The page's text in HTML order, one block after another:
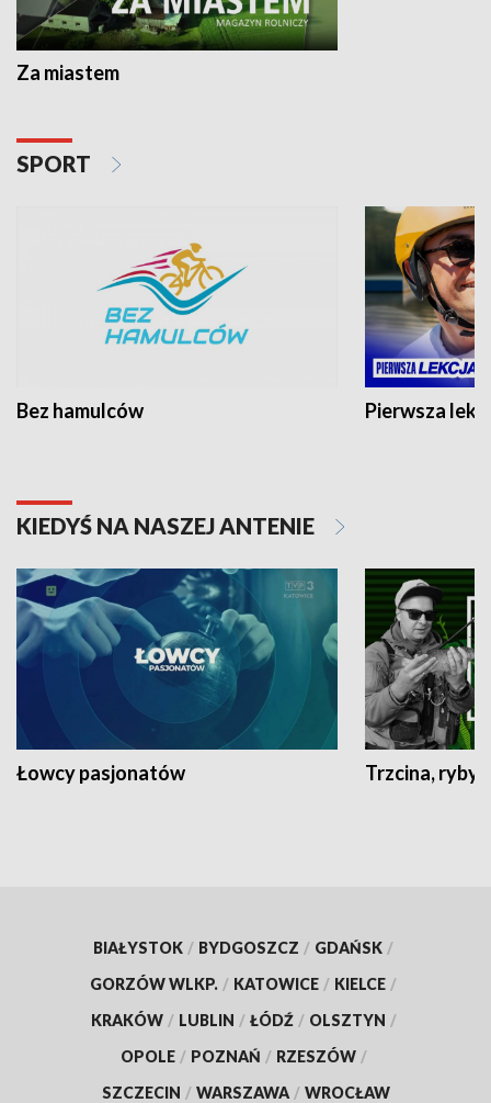
Za miastem
SPORT
Bez hamulców Pierwsza
KIEDYŚ NA NASZEJ ANTENIE
Łowcy pasjonatów Trzcina, ryby
BIAŁYSTOK / BYDGOSZCZ / GDAŃSK /
GORZÓW WLKP. / KATOWICE / KIELCE /
KRAKÓW / LUBLIN / ŁÓDŹ / OLSZTYN /
OPOLE / POZNAŃ / RZESZÓW /
SZCZECIN / WARSZAWA / WROCŁAW